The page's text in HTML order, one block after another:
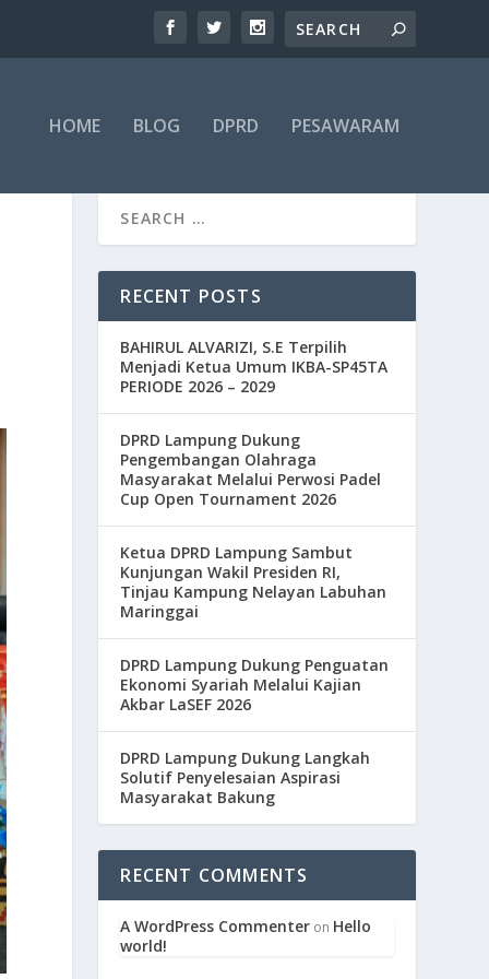
HOME BLOG DPRD PESAWARAM
RECENT POSTS
BAHIRUL ALVARIZI, S.E Terpilih
Menjadi Ketua Umum IKBA-SP45TA
PERIODE 2026 – 2029
DPRD Lampung Dukung
Pengembangan Olahraga
Masyarakat Melalui Perwosi Padel
Cup Open Tournament 2026
Ketua DPRD Lampung Sambut
Kunjungan Wakil Presiden RI,
Tinjau Kampung Nelayan Labuhan
Maringgai
DPRD Lampung Dukung Penguatan
Ekonomi Syariah Melalui Kajian
Akbar LaSEF 2026
DPRD Lampung Dukung Langkah
Solutif Penyelesaian Aspirasi
Masyarakat Bakung
RECENT COMMENTS
A WordPress Commenter on Hello
world!